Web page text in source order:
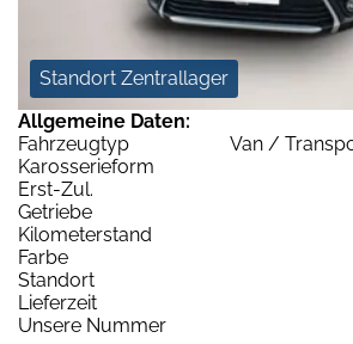
Standort Zentrallager
Allgemeine Daten:
Fahrzeugtyp
Van /
Karosserieform
Erst-Zul.
Getriebe
Kilometerstand
Farbe
Standort
Lieferzeit
Unsere Nummer